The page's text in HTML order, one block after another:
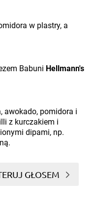
w plastry, a
Babuni Hellmann's
awokado, pomidora i
z kurczakiem i
dipami, np.
GŁOSEM